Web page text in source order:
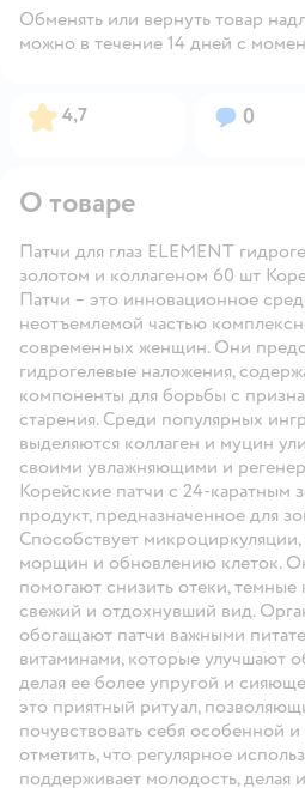
Обменять или вернуть товар
можно в течение 14 дней с
Рейтинг:
4,7 Вопросов:
0
О товаре
Патчи для глаз ELEMENT
золотом и коллагеном 60 шт
Патчи – это инновационное
неотъемлемой частью
современных женщин. Они
гидрогелевые наложения,
компоненты для борьбы с
старения. Среди популярных
выделяются коллаген и муцин
своими увлажняющими и
Корейские патчи с 24-каратным
продукт, предназначенное для
Способствует
морщин и обновлению клеток.
помогают снизить отеки,
свежий и отдохнувший вид.
обогащают патчи важными
витаминами, которые улучшают
делая ее более упругой и
это приятный ритуал,
почувствовать себя особенной
отметить, что регулярное
поддерживает молодость, делая